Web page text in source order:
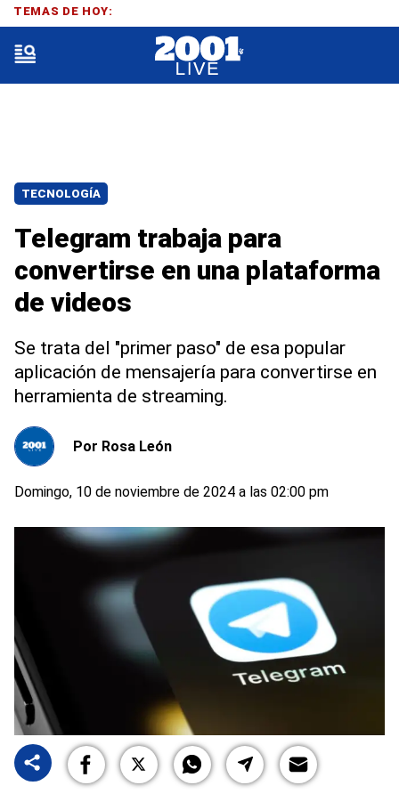
TECNOLOGÍA
Telegram trabaja para
convertirse en una plataforma
de videos
Se trata del "primer paso" de esa popular
aplicación de mensajería para convertirse en
herramienta de streaming.
Por Rosa León
Domingo, 10 de noviembre de 2024 a las 02:00 pm
TEMAS DE HOY: